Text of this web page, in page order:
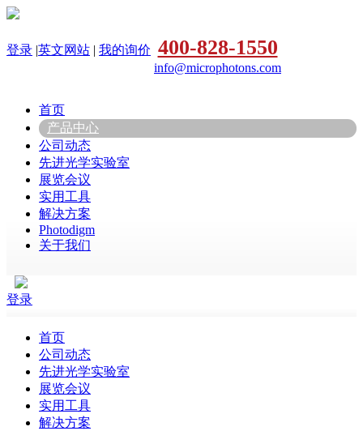
登录 |英文网站 | 我的询价 400-828-1550
info@microphotons.com
首页
产品中心
公司动态
先进光学实验室
展览会议
实用工具
解决方案
Photodigm
关于我们
登录
首页
公司动态
先进光学实验室
展览会议
实用工具
解决方案